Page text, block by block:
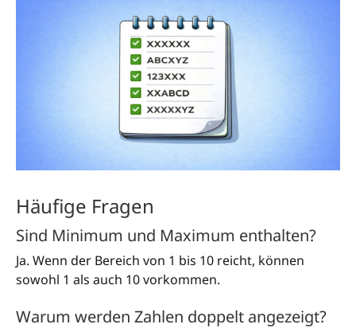
Häufige Fragen
Sind Minimum und Maximum enthalten?
Ja. Wenn der Bereich von 1 bis 10 reicht, können
sowohl 1 als auch 10 vorkommen.
Warum werden Zahlen doppelt angezeigt?